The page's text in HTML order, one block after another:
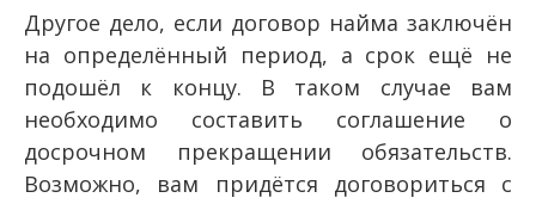
Другое дело, если договор найма заключён
на определённый период, а срок ещё не
подошёл к концу. В таком случае вам
необходимо составить соглашение о
досрочном прекращении обязательств.
Возможно, вам придётся договориться с